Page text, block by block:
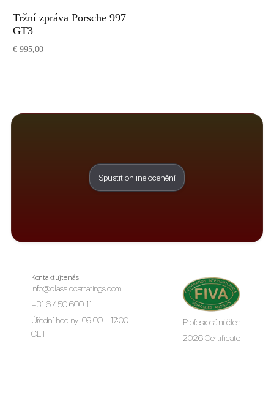
Tržní zpráva Porsche 997
GT3
€ 995,00
Spustit online ocenění
Kontaktujte nás
info@classiccarratings.com
+31 6 450 600 11
Úřední hodiny: 09:00 - 17:00
CET
Profesionální člen
2026 Certificate